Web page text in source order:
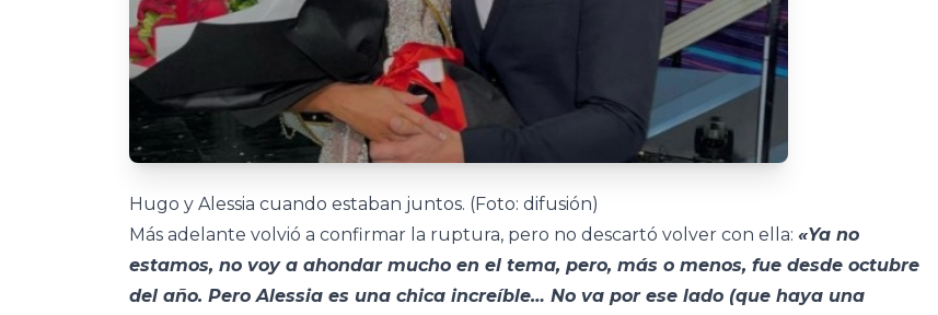
Hugo y Alessia cuando estaban juntos. (Foto: difusión)
Más adelante volvió a confirmar la ruptura, pero no descartó volver con ella: «Ya no
estamos, no voy a ahondar mucho en el tema, pero, más o menos, fue desde octubre
del año. Pero Alessia es una chica increíble… No va por ese lado (que haya una